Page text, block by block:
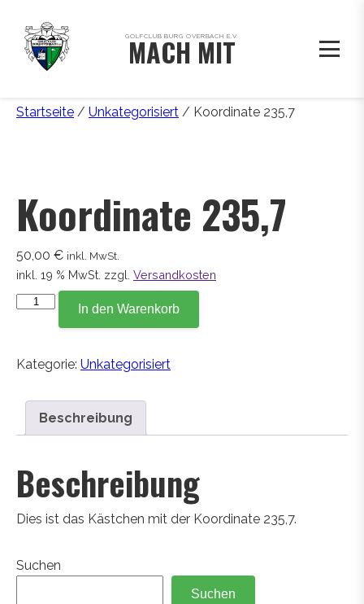
GOLFCLUB BURG OVERBACH E.V.
MACH MIT
Startseite / Unkategorisiert / Koordinate 235,7
Koordinate 235,7
50,00 € inkl. MwSt.
inkl. 19 % MwSt. zzgl. Versandkosten
Koordinate
In den Warenkorb
Kategorie: Unkategorisiert
Beschreibung
Beschreibung
Dies ist das Kästchen mit der Koordinate 235,7.
Suchen
Suchen